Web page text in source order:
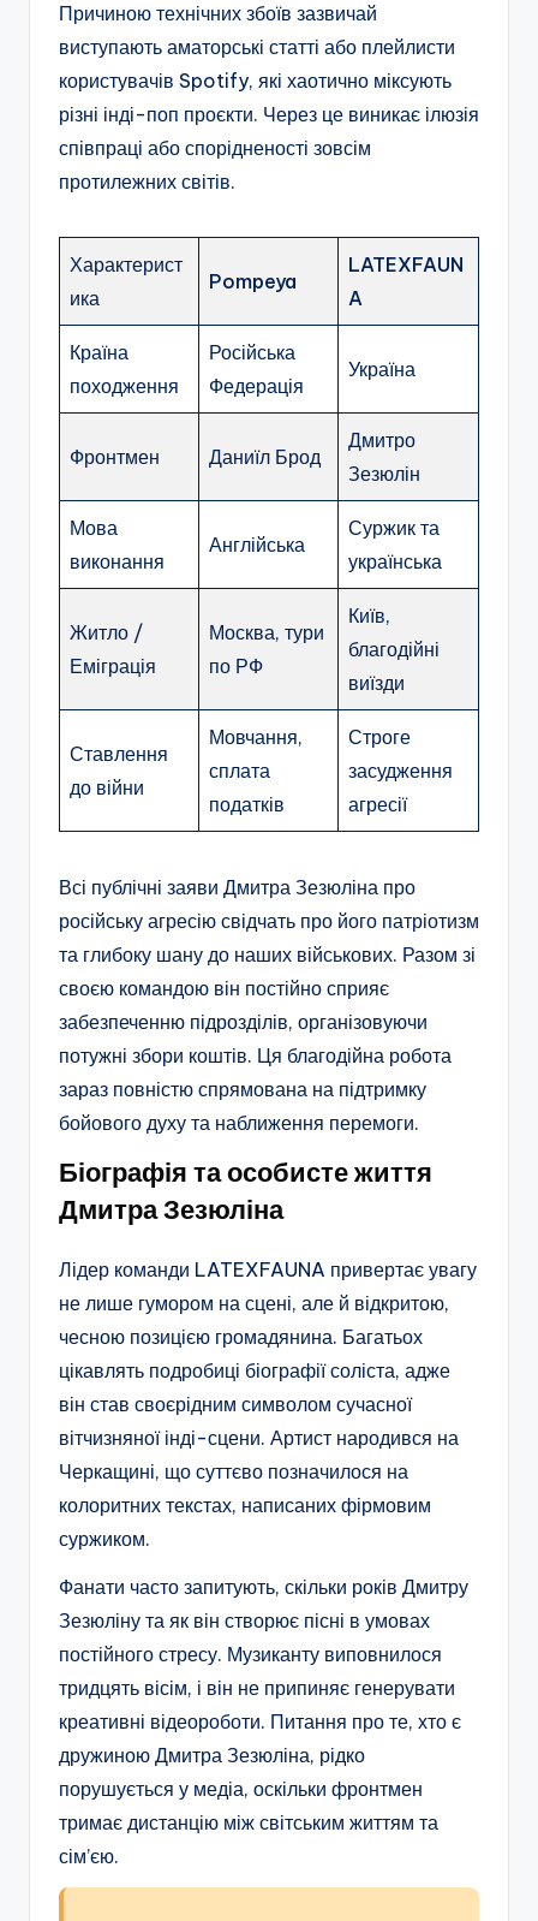
Причиною технічних збоїв зазвичай
виступають аматорські статті або плейлисти
користувачів Spotify, які хаотично міксують
різні інді-поп проєкти. Через це виникає ілюзія
співпраці або спорідненості зовсім
протилежних світів.
Характерист
ика
Pompeya
LATEXFAUN
A
Країна
походження
Російська
Федерація
Україна
Фронтмен Даниїл Брод
Дмитро
Зезюлін
Мова
виконання
Англійська
Суржик та
українська
Житло /
Еміграція
Москва, тури
по РФ
Київ,
благодійні
виїзди
Ставлення
до війни
Мовчання,
сплата
податків
Строге
засудження
агресії
Всі публічні заяви Дмитра Зезюліна про
російську агресію свідчать про його патріотизм
та глибоку шану до наших військових. Разом зі
своєю командою він постійно сприяє
забезпеченню підрозділів, організовуючи
потужні збори коштів. Ця благодійна робота
зараз повністю спрямована на підтримку
бойового духу та наближення перемоги.
Біографія та особисте життя
Дмитра Зезюліна
Лідер команди LATEXFAUNA привертає увагу
не лише гумором на сцені, але й відкритою,
чесною позицією громадянина. Багатьох
цікавлять подробиці біографії соліста, адже
він став своєрідним символом сучасної
вітчизняної інді-сцени. Артист народився на
Черкащині, що суттєво позначилося на
колоритних текстах, написаних фірмовим
суржиком.
Фанати часто запитують, скільки років Дмитру
Зезюліну та як він створює пісні в умовах
постійного стресу. Музиканту виповнилося
тридцять вісім, і він не припиняє генерувати
креативні відеороботи. Питання про те, хто є
дружиною Дмитра Зезюліна, рідко
порушується у медіа, оскільки фронтмен
тримає дистанцію між світським життям та
сім’єю.